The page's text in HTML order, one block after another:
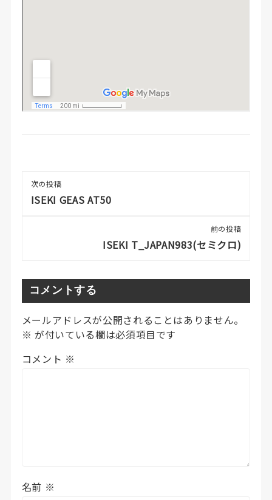
次の投稿
ISEKI GEAS AT50
前の投稿
ISEKI T_JAPAN983(セミクロ)
コメントする
メールアドレスが公開されることはありません。
※ が付いている欄は必須項目です
コメント ※
名前 ※